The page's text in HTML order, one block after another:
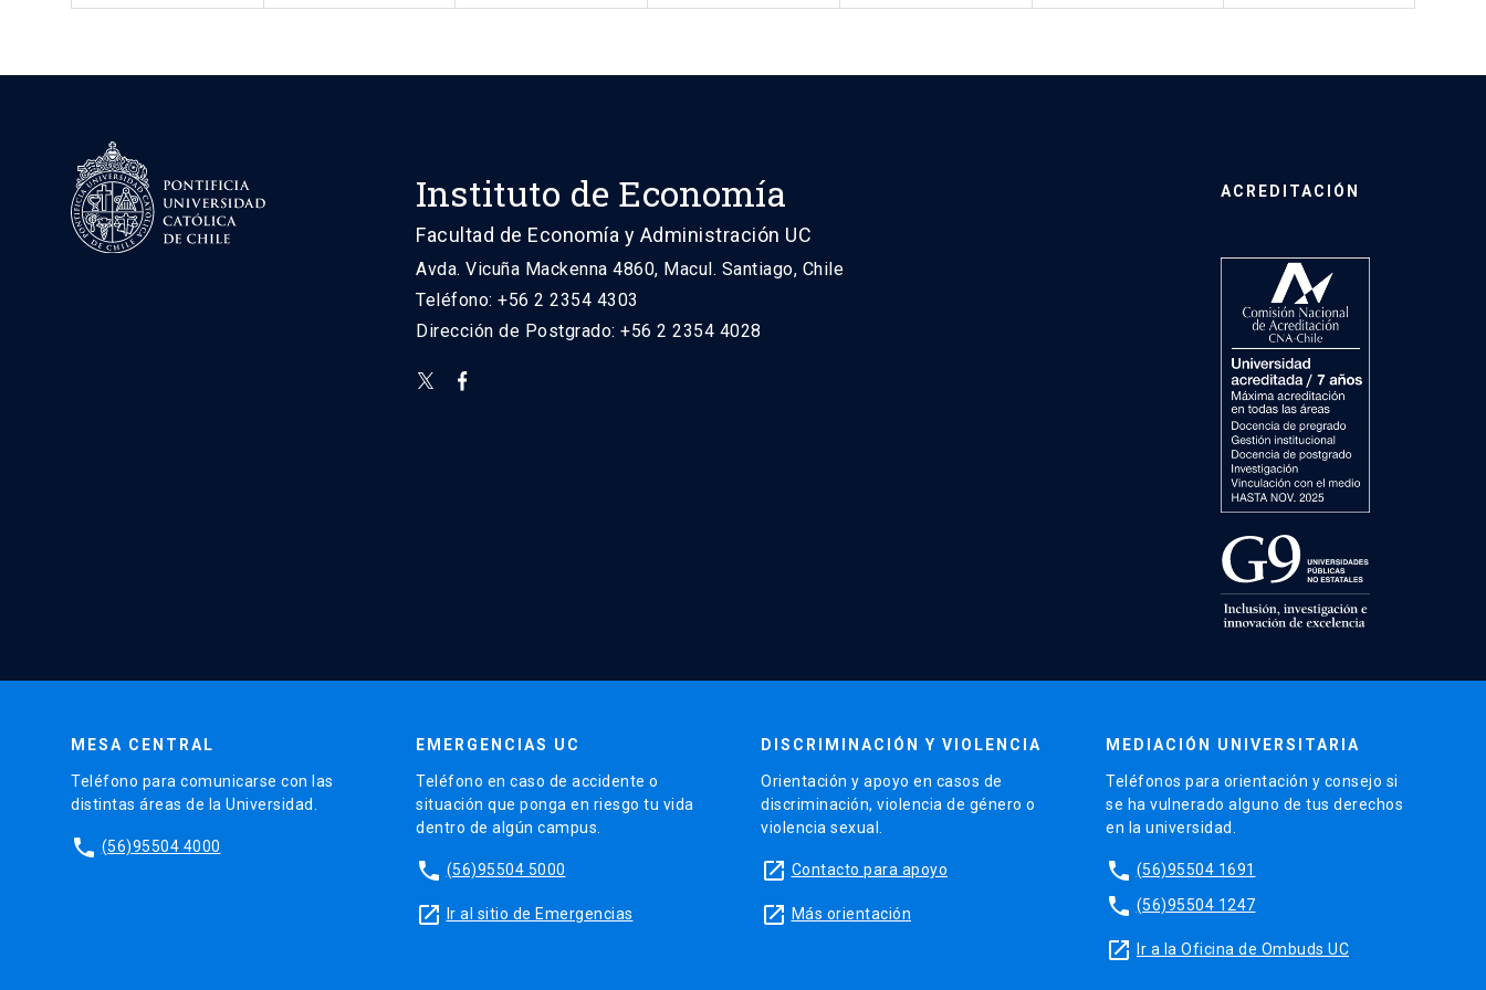
Instituto de Economía
Facultad de Economía y Administración UC
Avda. Vicuña Mackenna 4860, Macul. Santiago, Chile
Teléfono: +56 2 2354 4303
Dirección de Postgrado: +56 2 2354 4028
ACREDITACIÓN
MESA CENTRAL
Teléfono para comunicarse con las
distintas áreas de la Universidad.
phone (56)95504 4000
EMERGENCIAS UC
Teléfono en caso de accidente o
situación que ponga en riesgo tu vida
dentro de algún campus.
phone (56)95504 5000
launch Ir al sitio de Emergencias
DISCRIMINACIÓN Y VIOLENCIA
Orientación y apoyo en casos de
discriminación, violencia de género o
violencia sexual.
launch Contacto para apoyo
launch Más orientación
MEDIACIÓN UNIVERSITARIA
Teléfonos para orientación y consejo si
se ha vulnerado alguno de tus derechos
en la universidad.
phone (56)95504 1691
phone (56)95504 1247
launch Ir a la Oficina de Ombuds UC